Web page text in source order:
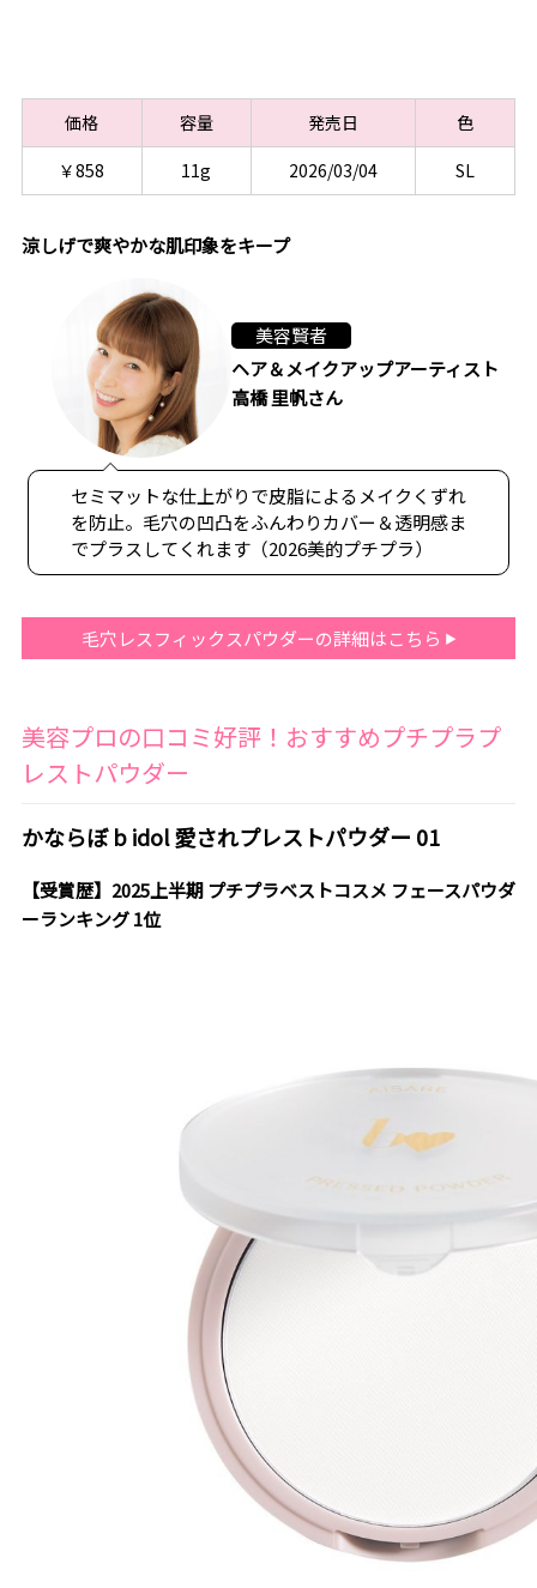
価格 容量 発売日
色
￥858
11g 2026/03/04 SL
涼しげで爽やかな肌印象をキープ
美容賢者
ヘア＆メイクアップアーティスト
高橋 里帆さん
セミマットな仕上がりで皮脂によるメイクくずれ
を防止。毛穴の凹凸をふんわりカバー＆透明感ま
でプラスしてくれます（2026美的プチプラ）
毛穴レスフィックスパウダーの詳細はこちら
美容プロの口コミ好評！おすすめプチプラプ
レストパウダー
かならぼ b idol 愛されプレストパウダー 01
【受賞歴】2025上半期 プチプラベストコスメ フェースパウダ
ーランキング 1位